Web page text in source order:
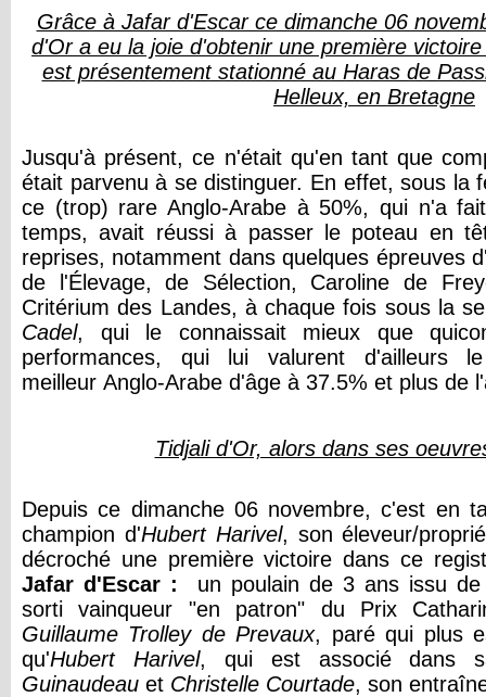
Grâce à Jafar d'Escar ce dimanche 06
d'Or a eu la joie d'obtenir une première
est présentement stationné au Haras de
Helleux, en Bretagne
Jusqu'à présent, ce n'était qu'en tant que
était parvenu à se distinguer. En effet, sous la
ce (trop) rare Anglo-Arabe à 50%, qui n'a
temps, avait réussi à passer le poteau en
reprises, notamment dans quelques épreuves
de l'Élevage, de Sélection, Caroline de
Critérium des Landes, à chaque fois sous la
Cadel, qui le connaissait mieux que
performances, qui lui valurent d'ailleurs
meilleur Anglo-Arabe d'âge à 37.5% et plus de
Tidjali d'Or, alors dans ses
Depuis ce dimanche 06 novembre, c'est en
champion d'Hubert Harivel, son éleveur/
décroché une première victoire dans ce
Jafar d'Escar :
un poulain de 3 ans issu
sorti vainqueur "en patron" du Prix
Guillaume Trolley de Prevaux, paré qui plus
qu'Hubert Harivel, qui est associé dans
Guinaudeau et Christelle Courtade, son